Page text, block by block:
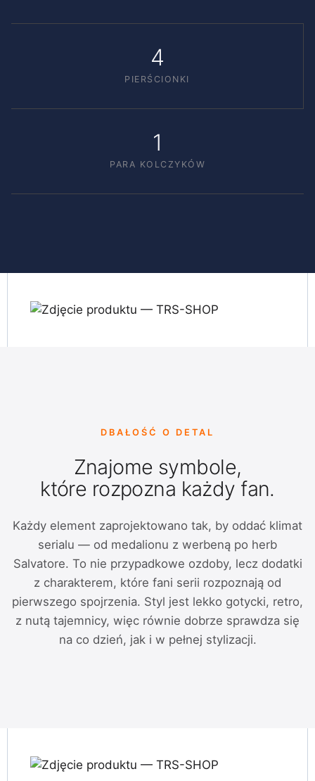
4
PIERŚCIONKI
1
PARA KOLCZYKÓW
DBAŁOŚĆ O DETAL
Znajome symbole,
które rozpozna każdy fan.
Każdy element zaprojektowano tak, by oddać klimat
serialu — od medalionu z werbeną po herb
Salvatore. To nie przypadkowe ozdoby, lecz dodatki
z charakterem, które fani serii rozpoznają od
pierwszego spojrzenia. Styl jest lekko gotycki, retro,
z nutą tajemnicy, więc równie dobrze sprawdza się
na co dzień, jak i w pełnej stylizacji.